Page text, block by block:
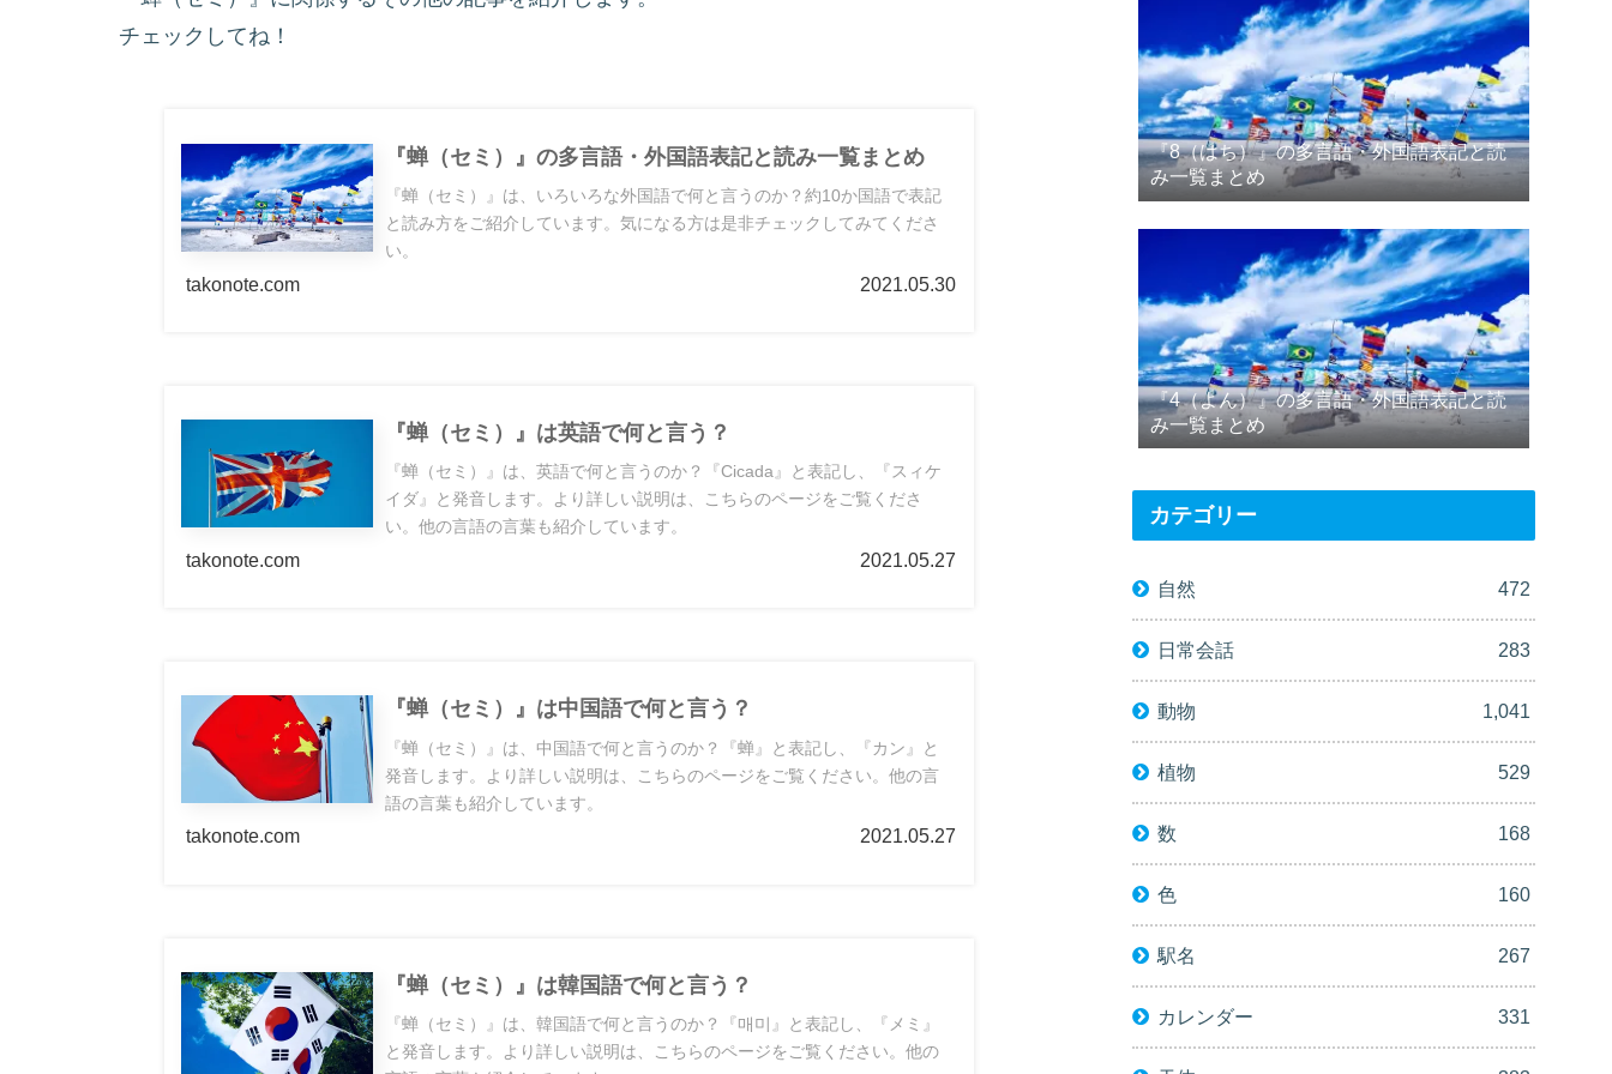
チェックしてね！
『蝉（セミ）』の多言語・外国語表記と読み一覧まとめ
『蝉（セミ）』は、いろいろな外国語で何と言うのか？約10か国語で表記
と読み方をご紹介しています。気になる方は是非チェックしてみてくださ
い。
takonote.com 2021.05.30
『蝉（セミ）』は英語で何と言う？
『蝉（セミ）』は、英語で何と言うのか？『Cicada』と表記し、『スィケ
イダ』と発音します。より詳しい説明は、こちらのページをご覧くださ
い。他の言語の言葉も紹介しています。
takonote.com 2021.05.27
『蝉（セミ）』は中国語で何と言う？
『蝉（セミ）』は、中国語で何と言うのか？『蝉』と表記し、『カン』と
発音します。より詳しい説明は、こちらのページをご覧ください。他の言
語の言葉も紹介しています。
takonote.com 2021.05.27
『蝉（セミ）』は韓国語で何と言う？
『蝉（セミ）』は、韓国語で何と言うのか？『매미』と表記し、『メミ』
と発音します。より詳しい説明は、こちらのページをご覧ください。他の
『8（はち）』の多言語・外国語表記と読
み一覧まとめ
『4（よん）』の多言語・外国語表記と読
み一覧まとめ
カテゴリー
自然 472
日常会話 283
動物 1,041
植物 529
数 168
色 160
駅名 267
カレンダー 331